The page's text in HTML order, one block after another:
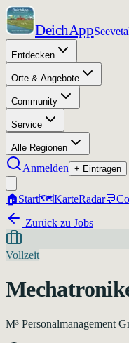
DeichApp
Entdecken
Orte & Angebote
Community
Service
Alle Regionen
Anmelden + Eintragen
🏠Start🗺️KarteRadar💬
Zurück zu Jobs
Vollzeit
M³ Personalmanagement